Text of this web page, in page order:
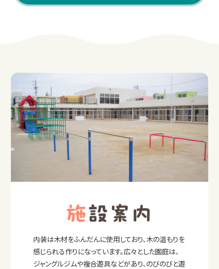
内装は木材をふんだんに使用しており、木の温もりを
感じられる作りになっています。広々とした園庭は、
ジャングルジムや複合遊具などがあり、のびのびと遊